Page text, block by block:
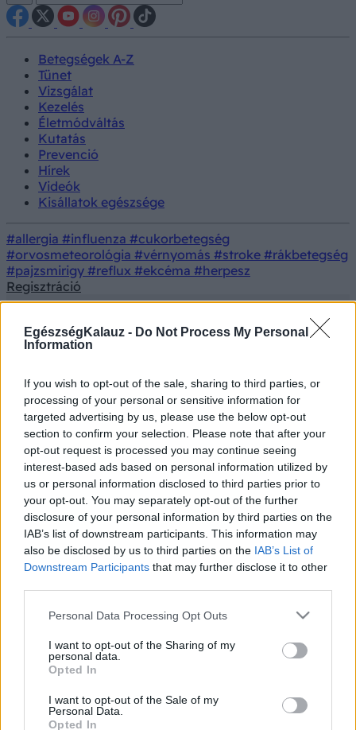
EgészségKalauz - Do Not Process My Personal
Information
If you wish to opt-out of the sale, sharing to third parties, or
processing of your personal or sensitive information for
targeted advertising by us, please use the below opt-out
section to confirm your selection. Please note that after your
opt-out request is processed you may continue seeing
interest-based ads based on personal information utilized by
us or personal information disclosed to third parties prior to
your opt-out. You may separately opt-out of the further
disclosure of your personal information by third parties on the
IAB’s list of downstream participants. This information may
also be disclosed by us to third parties on the IAB’s List of
Downstream Participants that may further disclose it to other
Please note that this website/app uses one or more Google
not limited to your visit or usage behaviour. You may click to
grant or deny consent to Google and its third-party tags to
use your data for below specified purposes in below Google
consent section.
Personal Data Processing Opt Outs
I want to opt-out of the Sharing of my
personal data.
Opted In
I want to opt-out of the Sale of my
Personal Data.
Opted In
Betegségek A-Z
Tünet
Vizsgálat
Kezelés
Életmódváltás
Kutatás
Prevenció
Hírek
Videók
Kisállatok egészsége
#allergia #influenza #cukorbetegség
#orvosmeteorológia #vérnyomás #stroke #rákbetegség
#pajzsmirigy #reflux #ekcéma #herpesz
Regisztráció
Játékszenvedély
Játékszenvedély tünetei,
vizsgálata és kezelése
A játék az ember alapvető biológiai szükséglete,
amely nélkülözhetetlen szerepet játszik
számtalan készség elsajátításában és az
nem az elsődleges biológiai szükségletek
kielégítése jelenik meg.
A játékszenvedély előfordulása